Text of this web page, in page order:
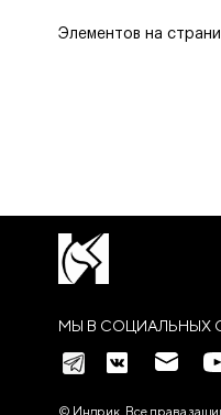
Элементов на
МЫ В СОЦИАЛЬНЫХ
© Индрик. Все права